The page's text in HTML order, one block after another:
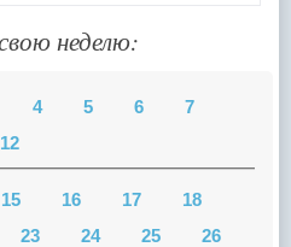
неделю:
4 5 6
7
12
15 16 17
18
23 24 25
26